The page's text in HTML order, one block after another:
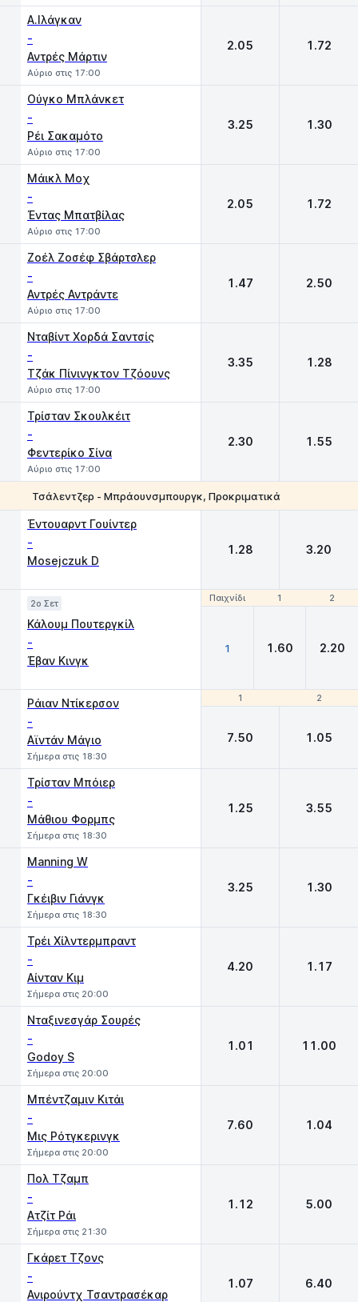
Α.Ιλάγκαν
-
Αντρές Μάρτιν
Αύριο στις 17:00
2.05 1.72
Oύγκο Μπλάνκετ
-
Ρέι Σακαμότο
Αύριο στις 17:00
3.25 1.30
Mάικλ Μοχ
-
Έντας Μπατβίλας
Αύριο στις 17:00
2.05 1.72
Ζοέλ Ζοσέφ Σβάρτσλερ
-
Αντρές Αντράντε
Αύριο στις 17:00
1.47 2.50
Νταβίντ Χορδά Σαντσίς
-
Τζάκ Πίνινγκτον Τζόουνς
Αύριο στις 17:00
3.35 1.28
Τρίσταν Σκουλκέιτ
-
Φεντερίκο Σίνα
Αύριο στις 17:00
2.30 1.55
Τσάλεντζερ - Μπράουνσμπουργκ, Προκριματικά
Έντουαρντ Γουίντερ
-
Mosejczuk D
1.28 3.20
Παιχνίδι 1 2
2o Σετ
Κάλουμ Πουτεργκίλ
-
Έβαν Κινγκ
Παιχνίδι 1 2
1 1.60 2.20
1 2
Ράιαν Ντίκερσον
-
Αϊντάν Μάγιο
Σήμερα στις 18:30
1 2
7.50 1.05
Τρίσταν Μπόιερ
-
Μάθιου Φορμπς
Σήμερα στις 18:30
1.25 3.55
Manning W
-
Γκέιβιν Γιάνγκ
Σήμερα στις 18:30
3.25 1.30
Τρέι Χίλντερμπραντ
-
Αίνταν Κιμ
Σήμερα στις 20:00
4.20 1.17
Νταξινεσγάρ Σουρές
-
Godoy S
Σήμερα στις 20:00
1.01 11.00
Μπέντζαμιν Κιτάι
-
Μις Ρότγκερινγκ
Σήμερα στις 20:00
7.60 1.04
Πολ Τζαμπ
-
Ατζίτ Ράι
Σήμερα στις 21:30
1.12 5.00
Γκάρετ Τζονς
-
Ανιρούντχ Τσαντρασέκαρ
1.07 6.40